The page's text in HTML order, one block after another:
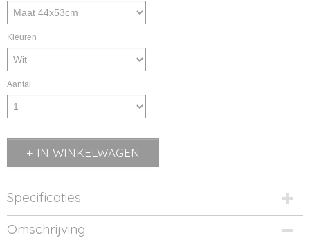
Kleuren
Aantal
IN WINKELWAGEN
Specificaties
Productcode
Omschrijving